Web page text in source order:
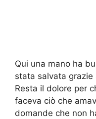
Qui una mano ha
stata salvata grazie
Resta il dolore per
faceva ciò che
domande che non